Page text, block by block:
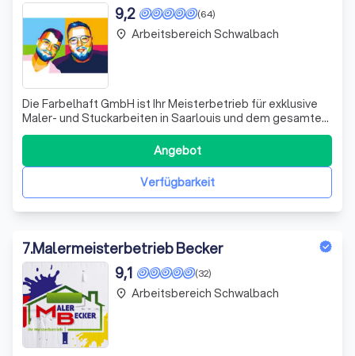
(64)
9,2
Die Farbelhaft GmbH ist Ihr Meisterbetrieb für exklusive
Maler- und Stuckarbeiten in Saarlouis und dem gesamten
Saarland. Wir bieten maßgeschneiderte Farb- und
Materialkonzepte für gehobene Ansprüche und setzen
innovative Techniken für zeitlose Eleganz ein. Unsere
Leistungen umfassen unter anderem:
Verfügbarkeit
Angebot
place Arbeitsbereich Schwalbach
7.Malermeisterbetrieb Becker
(32)
9,1
place Arbeitsbereich Schwalbach